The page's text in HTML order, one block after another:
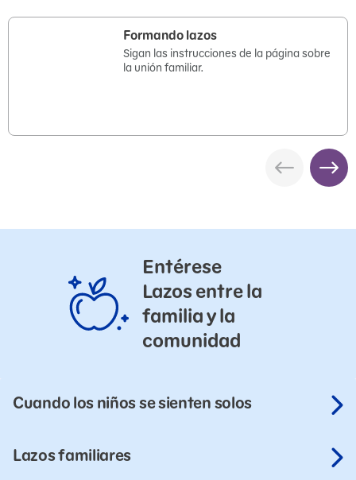
Formando lazos
Sigan las instrucciones de la página sobre
la unión familiar.
Entérese
Lazos entre la
familia y la
comunidad
Cuando los niños se sienten solos
Lazos familiares